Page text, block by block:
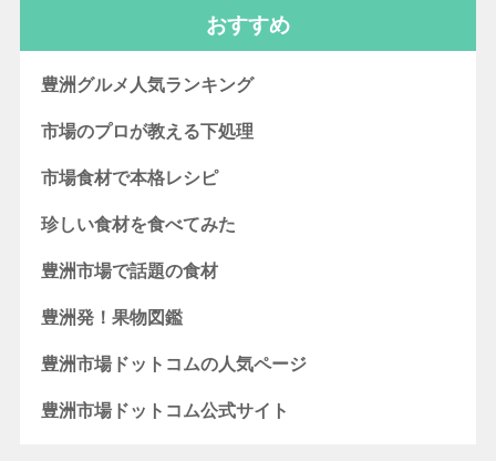
おすすめ
豊洲グルメ人気ランキング
市場のプロが教える下処理
市場食材で本格レシピ
珍しい食材を食べてみた
豊洲市場で話題の食材
豊洲発！果物図鑑
豊洲市場ドットコムの人気ページ
豊洲市場ドットコム公式サイト